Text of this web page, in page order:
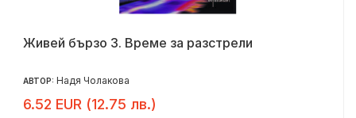
Живей бързо 3. Време за разстрели
АВТОР: Надя Чолакова
6.52 EUR (12.75 лв.)